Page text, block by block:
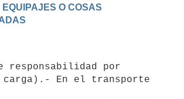
O COSAS
carga).- En el transporte